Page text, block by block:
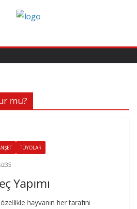
mu?
TÜYOLAR
Yapımı
hayvanın her tarafını